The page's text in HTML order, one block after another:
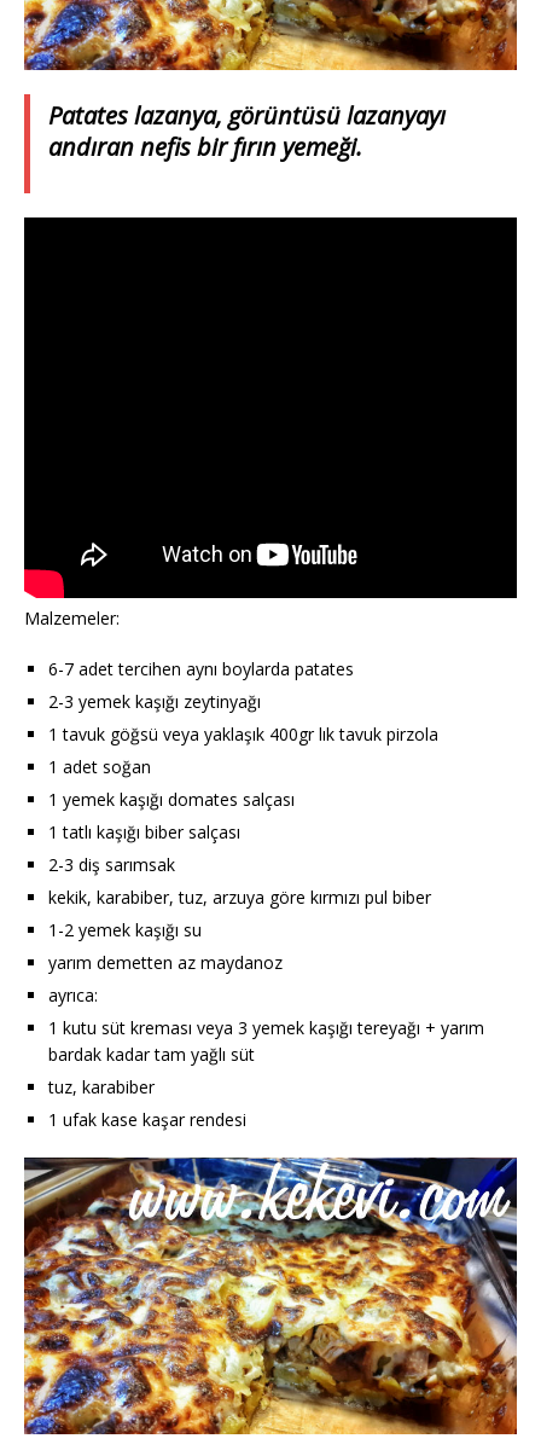
Patates lazanya, görüntüsü lazanyayı
andıran nefis bir fırın yemeği.
Malzemeler:
6-7 adet tercihen aynı boylarda patates
2-3 yemek kaşığı zeytinyağı
1 tavuk göğsü veya yaklaşık 400gr lık tavuk pirzola
1 adet soğan
1 yemek kaşığı domates salçası
1 tatlı kaşığı biber salçası
2-3 diş sarımsak
kekik, karabiber, tuz, arzuya göre kırmızı pul biber
1-2 yemek kaşığı su
yarım demetten az maydanoz
ayrıca:
1 kutu süt kreması veya 3 yemek kaşığı tereyağı + yarım
bardak kadar tam yağlı süt
tuz, karabiber
1 ufak kase kaşar rendesi